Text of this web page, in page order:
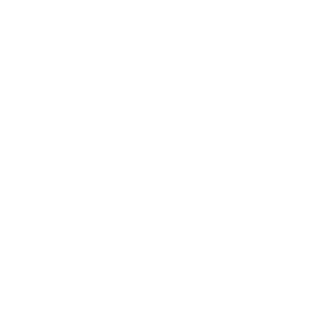
E-
in dem